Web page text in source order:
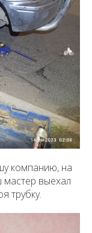
компанию, на
мастер выехал
трубку.